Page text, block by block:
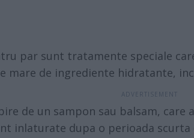
par sunt tratamente speciale
mare de ingrediente hidratante,
de un sampon sau balsam,
inlaturate dupa o perioada